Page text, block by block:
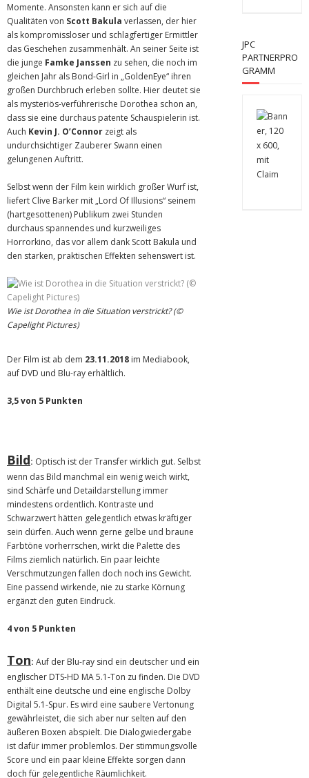
Momente. Ansonsten kann er sich auf die
Qualitäten von Scott Bakula verlassen, der hier
als kompromissloser und schlagfertiger Ermittler
das Geschehen zusammenhält. An seiner Seite ist
die junge Famke Janssen zu sehen, die noch im
gleichen Jahr als Bond-Girl in „GoldenEye“ ihren
großen Durchbruch erleben sollte. Hier deutet sie
als mysteriös-verführerische Dorothea schon an,
dass sie eine durchaus patente Schauspielerin ist.
Auch Kevin J. O’Connor zeigt als
undurchsichtiger Zauberer Swann einen
gelungenen Auftritt.
Selbst wenn der Film kein wirklich großer Wurf ist,
liefert Clive Barker mit „Lord Of Illusions“ seinem
(hartgesottenen) Publikum zwei Stunden
durchaus spannendes und kurzweiliges
Horrorkino, das vor allem dank Scott Bakula und
den starken, praktischen Effekten sehenswert ist.
Wie ist Dorothea in die Situation verstrickt? (©
Capelight Pictures)
Der Film ist ab dem 23.11.2018 im Mediabook,
auf DVD und Blu-ray erhältlich.
3,5 von 5 Punkten
Bild: Optisch ist der Transfer wirklich gut. Selbst
wenn das Bild manchmal ein wenig weich wirkt,
sind Schärfe und Detaildarstellung immer
mindestens ordentlich. Kontraste und
Schwarzwert hätten gelegentlich etwas kräftiger
sein dürfen. Auch wenn gerne gelbe und braune
Farbtöne vorherrschen, wirkt die Palette des
Films ziemlich natürlich. Ein paar leichte
Verschmutzungen fallen doch noch ins Gewicht.
Eine passend wirkende, nie zu starke Körnung
ergänzt den guten Eindruck.
4 von 5 Punkten
Ton: Auf der Blu-ray sind ein deutscher und ein
englischer DTS-HD MA 5.1-Ton zu finden. Die DVD
enthält eine deutsche und eine englische Dolby
Digital 5.1-Spur. Es wird eine saubere Vertonung
gewährleistet, die sich aber nur selten auf den
äußeren Boxen abspielt. Die Dialogwiedergabe
ist dafür immer problemlos. Der stimmungsvolle
Score und ein paar kleine Effekte sorgen dann
doch für gelegentliche Räumlichkeit.
JPC
PARTNERPRO
GRAMM